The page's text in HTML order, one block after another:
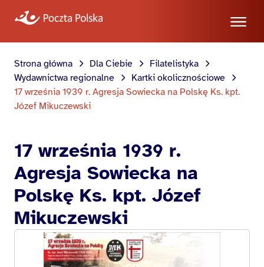
Strona główna Dla Ciebie
Filatelistyka
Wydawnictwa regionalne
Kartki okolicznościowe
17 września 1939 r. Agresja Sowiecka na Polskę Ks. kpt.
Józef Mikuczewski
17 września 1939 r.
Agresja Sowiecka na
Polskę Ks. kpt. Józef
Mikuczewski